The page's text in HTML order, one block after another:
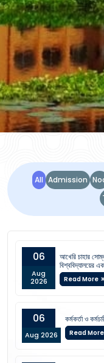
All Admission
06
Aug
2026
আখেরি চাহার
বিশ্ববিদ্যালয়ের
Read More
06
Aug 2026
কর্মকর্তা ও
Read More